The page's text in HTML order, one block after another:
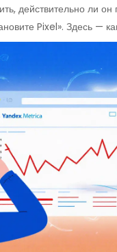
действительно ли
Pixel». Здесь —